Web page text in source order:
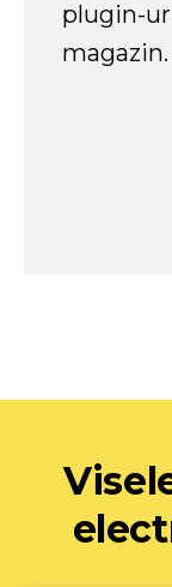
plugin-
magazin.